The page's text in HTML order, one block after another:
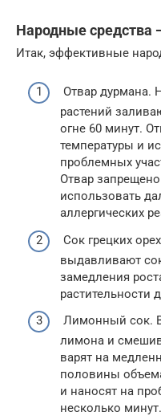
Народные средства
Итак, эффективные
Отвар дурмана.
растений
огне 60 минут.
температуры и
проблемных
Отвар
использовать
аллергических
Сок грецких
выдавливают
замедления
растительности
Лимонный сок.
лимона и
варят на
половины
и наносят на
несколько